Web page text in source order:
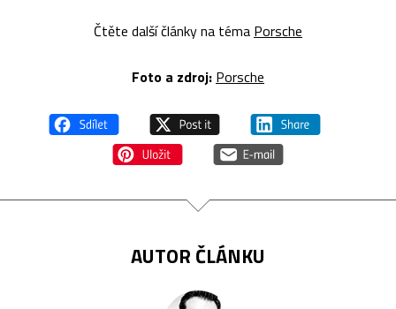
Čtěte další články na téma Porsche
Foto a zdroj: Porsche
AUTOR ČLÁNKU